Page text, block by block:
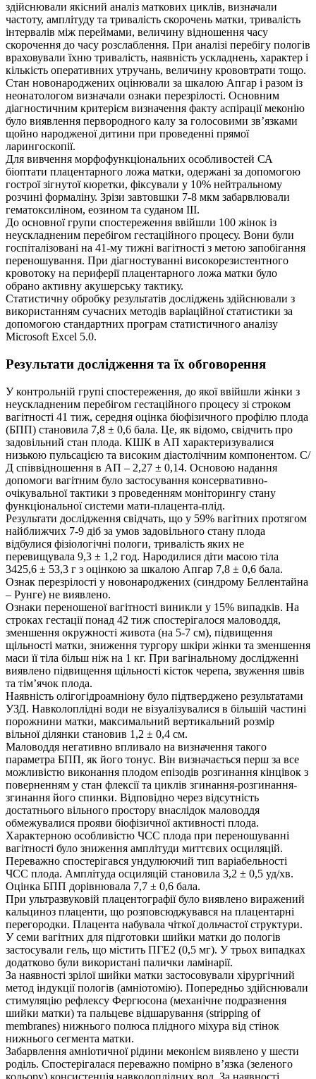
здійснювали якісний аналіз маткових циклів, визначали
частоту, амплітуду та тривалість скорочень матки, тривалість
інтервалів між переймами, величину відношення часу
скорочення до часу розслаблення. При аналізі перебігу пологів
враховували їхню тривалість, наявність ускладнень, характер і
кількість оперативних утручань, величину крововтрати тощо.
Стан новонароджених оцінювали за шкалою Апгар і разом із
неонатологом визначали ознаки перезрілості. Основним
діагностичним критерієм визначення факту аспірації меконію
було виявлення первородного калу за голосовими зв’язками
щойно народженої дитини при проведенні прямої
ларингоскопії.
Для вивчення морфофункціональних особливостей СА
біоптати плацентарного ложа матки, одержані за допомогою
гострої зігнутої кюретки, фіксували у 10% нейтральному
розчині формаліну. Зрізи завтовшки 7-8 мкм забарвлювали
гематоксиліном, еозином та суданом ІІІ.
До основної групи спостереження ввійшли 100 жінок із
неускладненим перебігом гестаційного процесу. Вони були
госпіталізовані на 41-му тижні вагітності з метою запобігання
переношування. При діагностуванні високорезистентного
кровотоку на периферії плацентарного ложа матки було
обрано активну акушерську тактику.
Статистичну обробку результатів досліджень здійснювали з
використанням сучасних методів варіаційної статистики за
допомогою стандартних програм статистичного аналізу
Microsoft Excel 5.0.
Результати дослідження та їх обговорення
У контрольній групі спостереження, до якої ввійшли жінки з
неускладненим перебігом гестаційного процесу зі строком
вагітності 41 тиж, середня оцінка біофізичного профілю плода
(БПП) становила 7,8 ± 0,6 бала. Це, як відомо, свідчить про
задовільний стан плода. КШК в АП характеризувалися
низькою пульсацією та високим діастолічним компонентом. С/
Д співвідношення в АП – 2,27 ± 0,14. Основою надання
допомоги вагітним було застосування консервативно-
очікувальної тактики з проведенням моніторингу стану
функціональної системи мати-плацента-плід.
Результати дослідження свідчать, що у 59% вагітних протягом
найближчих 7-9 діб за умов задовільного стану плода
відбулися фізіологічні пологи, тривалість яких не
перевищувала 9,3 ± 1,2 год. Народилися діти масою тіла
3425,6 ± 53,3 г з оцінкою за шкалою Апгар 7,8 ± 0,6 бала.
Ознак перезрілості у новонароджених (синдрому Беллентайна
– Рунге) не виявлено.
Ознаки переношеної вагітності виникли у 15% випадків. На
строках гестації понад 42 тиж спостерігалося маловоддя,
зменшення окружності живота (на 5-7 см), підвищення
щільності матки, зниження тургору шкіри жінки та зменшення
маси її тіла більш ніж на 1 кг. При вагінальному дослідженні
виявлено підвищення щільності кісток черепа, звуження швів
та тім’ячок плода.
Наявність олігогідроамніону було підтверджено результатами
УЗД. Навколоплідні води не візуалізувалися в більшій частині
порожнини матки, максимальний вертикальний розмір
вільної ділянки становив 1,2 ± 0,4 см.
Маловоддя негативно впливало на визначення такого
параметра БПП, як його тонус. Він визначається перш за все
можливістю виконання плодом епізодів розгинання кінцівок з
поверненням у стан флексії та циклів згинання-розгинання-
згинання його спинки. Відповідно через відсутність
достатнього вільного простору внаслідок маловоддя
обмежувалися прояви біофізичної активності плода.
Характерною особливістю ЧСС плода при переношуванні
вагітності було зниження амплітуди миттєвих осциляцій.
Переважно спостерігався ундулюючий тип варіабельності
ЧСС плода. Амплітуда осциляцій становила 3,2 ± 0,5 уд/хв.
Оцінка БПП дорівнювала 7,7 ± 0,6 бала.
При ультразвуковій плацентографії було виявлено виражений
кальциноз плаценти, що розповсюджувався на плацентарні
перегородки. Плацента набувала чіткої дольчастої структури.
У семи вагітних для підготовки шийки матки до пологів
застосували гель, що містить ПГЕ2 (0,5 мг). У трьох випадках
додатково були використані палички ламінарії.
За наявності зрілої шийки матки застосовували хірургічний
метод індукції пологів (амніотомію). Попередньо здійснювали
стимуляцію рефлексу Фергюсона (механічне подразнення
шийки матки) та пальцеве відшарування (stripping of
membranes) нижнього полюса плідного міхура від стінок
нижнього сегмента матки.
Забарвлення амніотичної рідини меконієм виявлено у шести
роділь. Спостерігалася переважно помірно в’язка (зеленого
кольору) консистенція навколоплідних вод. За наявності